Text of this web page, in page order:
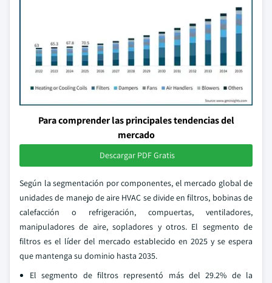
Para comprender las principales tendencias del
mercado
Descargar PDF Gratis
Según la segmentación por componentes, el mercado global de
unidades de manejo de aire HVAC se divide en filtros, bobinas de
calefacción o refrigeración, compuertas, ventiladores,
manipuladores de aire, sopladores y otros. El segmento de
filtros es el líder del mercado establecido en 2025 y se espera
que mantenga su dominio hasta 2035.
El segmento de filtros representó más del 29.2% de la